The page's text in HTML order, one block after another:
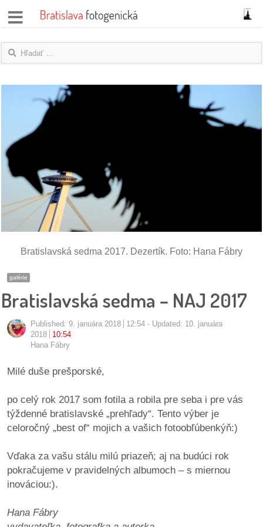
správy
názory
fotky
protesty
Historický
zákony
mestské
kauzy
stavebné
konania
pripomienkové
konania
Bratislavská sedma 2017. Dezertík. Foto: Hana Fábry
galérie
Bratislavská sedma – NAJ 2017
Published: 9. januára 2018 12:54
Updated: 10. januára
2018
10:54
Hana Fábry
Milé duše prešporské,
po celý rok 2017 som fotila a robila pre seba i pre vás
týždenné bratislavské „prehľady“. Tento výber je
celoročný „best of“ mojich a vašich fotoobľúbenkýň:)
Vďaka za vašu stálu milú priazeň; aj na budúci rok
pokračujeme v pravidelných albumoch – s miernou
inováciou:).
Hana Fábry